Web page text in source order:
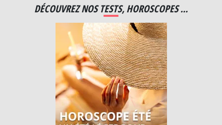
DÉCOUVREZ NOS TESTS, HOROSCOPES ...